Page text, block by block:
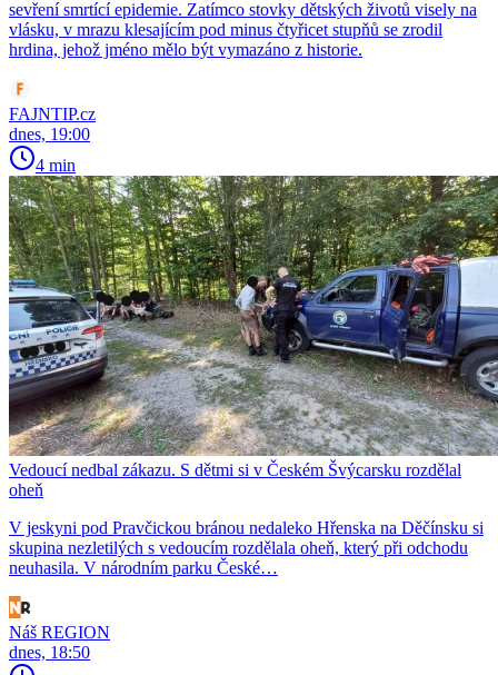
sevření smrtící epidemie. Zatímco stovky dětských životů visely na
vlásku, v mrazu klesajícím pod minus čtyřicet stupňů se zrodil
hrdina, jehož jméno mělo být vymazáno z historie.
FAJNTIP.cz
dnes, 19:00
4 min
Vedoucí nedbal zákazu. S dětmi si v Českém Švýcarsku rozdělal
oheň
V jeskyni pod Pravčickou bránou nedaleko Hřenska na Děčínsku si
skupina nezletilých s vedoucím rozdělala oheň, který při odchodu
neuhasila. V národním parku České…
Náš REGION
dnes, 18:50